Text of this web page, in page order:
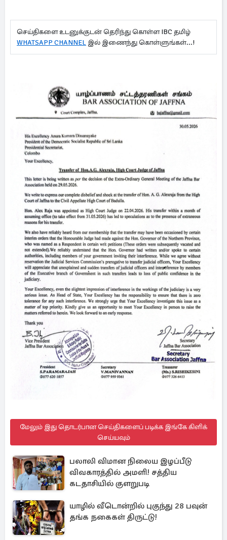
செய்திகளை உடனுக்குடன் தெரிந்து கொள்ள IBC தமிழ்
WHATSAPP CHANNEL இல் இணைந்து கொள்ளுங்கள்...!
மேலும் இது தொடர்பான செய்திகளைப் படிக்க இங்கே கிளிக்
செய்யவும்
பலாலி விமான நிலைய இழப்பீடு
விவகாரத்தில் அமளி! சத்திய
கடதாசியில் குளறுபடி
யாழில் வீடொன்றில் புகுந்து 28 பவுன்
தங்க நகைகள் திருட்டு!